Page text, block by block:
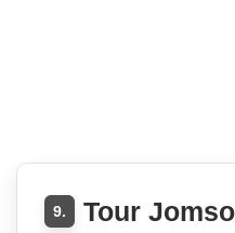
9. Tour